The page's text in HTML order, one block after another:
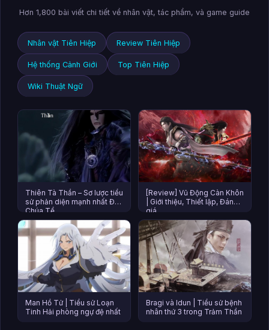
Hơn 1,800 bài viết chi tiết về nhân vật, tác phẩm, và game guide
Nhân vật Tiên Hiệp Review Tiên Hiệp
Hệ thống Cảnh Giới Top Tiên Hiệp
Wiki Thuật Ngữ
Thiên Tà Thần – Sơ lược tiểu
sử phản diện mạnh nhất Đại
Chúa Tể
[Review] Vũ Động Càn Khôn
| Giới thiệu, Thiết lập, Đánh
giá
Man Hồ Tử | Tiểu sử Loạn
Tinh Hải phòng ngự đệ nhất
Bragi và Idun | Tiểu sử bệnh
nhân thứ 3 trong Trảm Thần